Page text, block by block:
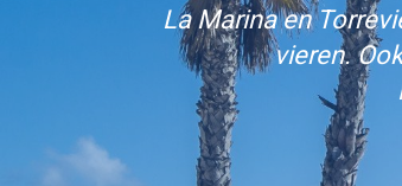
La Marina en
vieren.